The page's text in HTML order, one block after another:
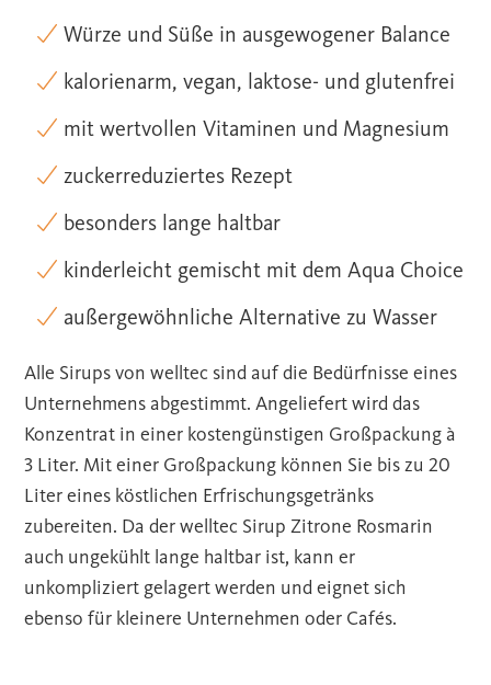
Würze und Süße in ausgewogener Balance
kalorienarm, vegan, laktose- und glutenfrei
mit wertvollen Vitaminen und Magnesium
zuckerreduziertes Rezept
besonders lange haltbar
kinderleicht gemischt mit dem Aqua Choice
außergewöhnliche Alternative zu Wasser
Alle Sirups von welltec sind auf die Bedürfnisse eines
Unternehmens abgestimmt. Angeliefert wird das
Konzentrat in einer kostengünstigen Großpackung à
3 Liter. Mit einer Großpackung können Sie bis zu 20
Liter eines köstlichen Erfrischungsgetränks
zubereiten. Da der welltec Sirup Zitrone Rosmarin
auch ungekühlt lange haltbar ist, kann er
unkompliziert gelagert werden und eignet sich
ebenso für kleinere Unternehmen oder Cafés.